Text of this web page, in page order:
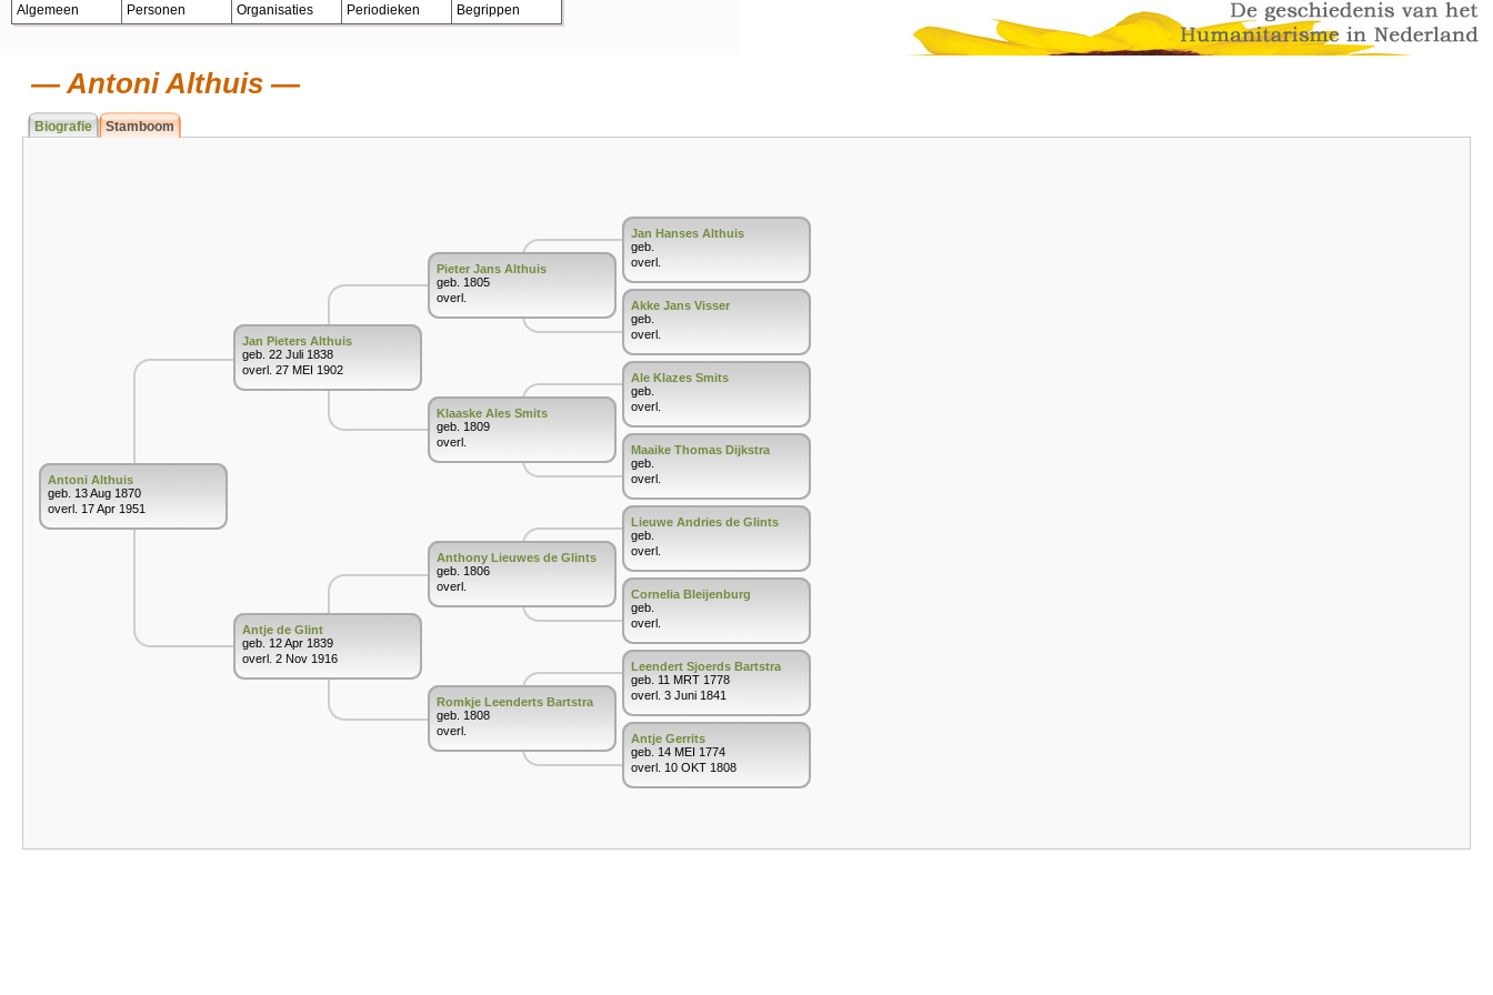
Algemeen Personen Organisaties Periodieken Begrippen
Antoni Althuis
Biografie Stamboom
Antoni Althuis
geb. 13 Aug 1870
overl. 17 Apr 1951
Jan Pieters Althuis
geb. 22 Juli 1838
overl. 27 MEI 1902
Antje de Glint
geb. 12 Apr 1839
overl. 2 Nov 1916
Pieter Jans Althuis
geb. 1805
overl.
Klaaske Ales Smits
geb. 1809
overl.
Anthony Lieuwes de Glints
geb. 1806
overl.
Romkje Leenderts Bartstra
geb. 1808
overl.
Jan Hanses Althuis
geb.
overl.
Akke Jans Visser
geb.
overl.
Ale Klazes Smits
geb.
overl.
Maaike Thomas Dijkstra
geb.
overl.
Lieuwe Andries de Glints
geb.
overl.
Cornelia Bleijenburg
geb.
overl.
Leendert Sjoerds Bartstra
geb. 11 MRT 1778
overl. 3 Juni 1841
Antje Gerrits
geb. 14 MEI 1774
overl. 10 OKT 1808